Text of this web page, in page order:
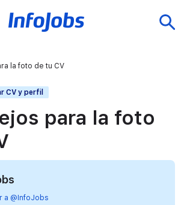
la foto de tu CV
CV y perfil
para la foto
a @InfoJobs